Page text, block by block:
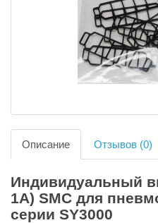
Описание Отзывов (0)
Индивидуальный
1A) SMC для
серии SY3000